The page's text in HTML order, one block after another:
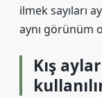
ilmek sayıları
aynı görünüm
Kış